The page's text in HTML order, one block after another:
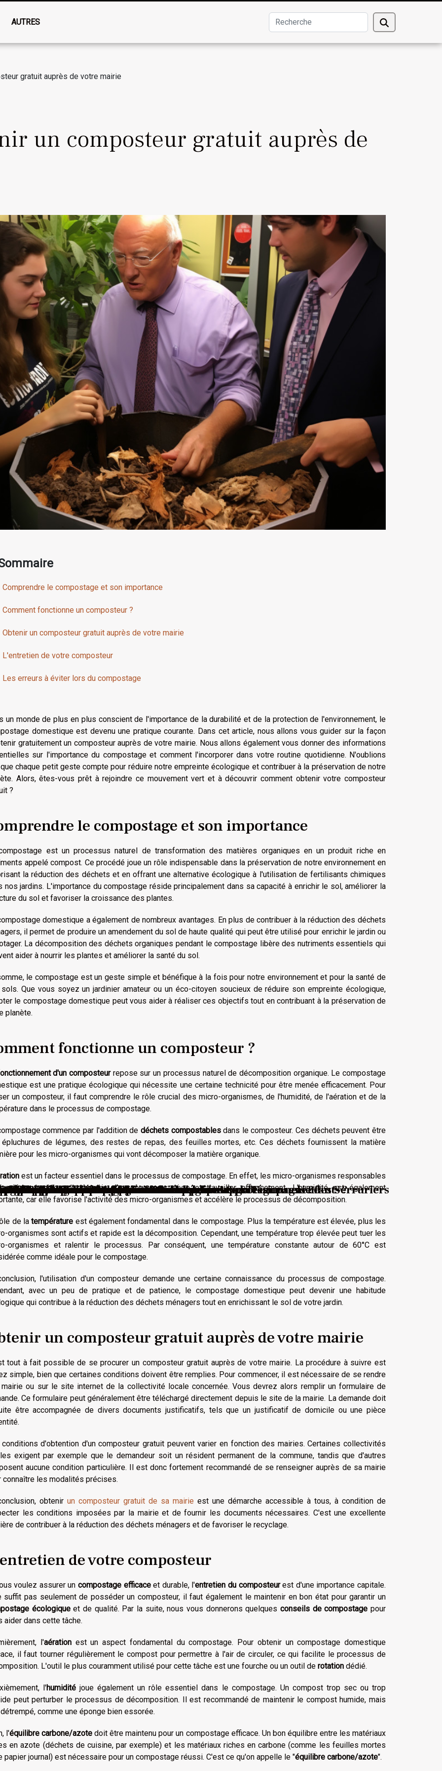
AUTRES
gratuit auprès de votre mairie
un composteur gratuit auprès de
Comprendre le compostage et son importance
Comment fonctionne un composteur ?
Obtenir un composteur gratuit auprès de votre mairie
L'entretien de votre composteur
Les erreurs à éviter lors du compostage
un monde de plus en plus conscient de l'importance de la durabilité et de la protection de l'environnement, le
domestique est devenu une pratique courante. Dans cet article, nous allons vous guider sur la façon
gratuitement un composteur auprès de votre mairie. Nous allons également vous donner des informations
sur l'importance du compostage et comment l'incorporer dans votre routine quotidienne. N'oublions
chaque petit geste compte pour réduire notre empreinte écologique et contribuer à la préservation de notre
Alors, êtes-vous prêt à rejoindre ce mouvement vert et à découvrir comment obtenir votre composteur
?
le compostage et son importance
est un processus naturel de transformation des matières organiques en un produit riche en
appelé compost. Ce procédé joue un rôle indispensable dans la préservation de notre environnement en
la réduction des déchets et en offrant une alternative écologique à l'utilisation de fertilisants chimiques
nos jardins. L'importance du compostage réside principalement dans sa capacité à enrichir le sol, améliorer la
du sol et favoriser la croissance des plantes.
domestique a également de nombreux avantages. En plus de contribuer à la réduction des déchets
il permet de produire un amendement du sol de haute qualité qui peut être utilisé pour enrichir le jardin ou
La décomposition des déchets organiques pendant le compostage libère des nutriments essentiels qui
aider à nourrir les plantes et améliorer la santé du sol.
le compostage est un geste simple et bénéfique à la fois pour notre environnement et pour la santé de
Que vous soyez un jardinier amateur ou un éco-citoyen soucieux de réduire son empreinte écologique,
le compostage domestique peut vous aider à réaliser ces objectifs tout en contribuant à la préservation de
planète.
fonctionne un composteur ?
d'un composteurrepose sur un processus naturel de décomposition organique. Le compostage
est une pratique écologique qui nécessite une certaine technicité pour être menée efficacement. Pour
un composteur, il faut comprendre le rôle crucial des micro-organismes, de l'humidité, de l'aération et de la
dans le processus de compostage.
commence par l'addition de déchets compostablesdans le composteur. Ces déchets peuvent être
de légumes, des restes de repas, des feuilles mortes, etc. Ces déchets fournissent la matière
pour les micro-organismes qui vont décomposer la matière organique.
est un facteur essentiel dans le processus de compostage. En effet, les micro-organismes responsables
décomposition ont besoin d'oxygène pour vivre et travailler efficacement. L'humidité est également
car elle favorise l'activité des micro-organismes et accélère le processus de décomposition.
de latempérature est également fondamental dans le compostage. Plus la température est élevée, plus les
organismes sont actifs et rapide est la décomposition. Cependant, une température trop élevée peut tuer les
organismes et ralentir le processus. Par conséquent, une température constante autour de 60°C est
comme idéale pour le compostage.
l'utilisation d'un composteur demande une certaine connaissance du processus de compostage.
avec un peu de pratique et de patience, le compostage domestique peut devenir une habitude
qui contribue à la réduction des déchets ménagers tout en enrichissant le sol de votre jardin.
un composteur gratuit auprès de votre mairie
tout à fait possible de se procurer un composteur gratuit auprès de votre mairie. La procédure à suivre est
simple, bien que certaines conditions doivent être remplies. Pour commencer, il est nécessaire de se rendre
ou sur le site internet de la collectivité locale concernée. Vous devrez alors remplir un formulaire de
Ce formulaire peut généralement être téléchargé directement depuis le site de la mairie. La demande doit
être accompagnée de divers documents justificatifs, tels que un justificatif de domicile ou une pièce
conditions d'obtention d'un composteur gratuit peuvent varier en fonction des mairies. Certaines collectivités
exigent par exemple que le demandeur soit un résident permanent de la commune, tandis que d'autres
aucune condition particulière. Il est donc fortement recommandé de se renseigner auprès de sa mairie
connaître les modalités précises.
obtenir un composteur gratuit de sa mairie est une démarche accessible à tous, à condition de
les conditions imposées par la mairie et de fournir les documents nécessaires. C'est une excellente
de contribuer à la réduction des déchets ménagers et de favoriser le recyclage.
de votre composteur
voulez assurer un compostage efficaceet durable, l'entretien du composteurest d'une importance capitale.
suffit pas seulement de posséder un composteur, il faut également le maintenir en bon état pour garantir un
écologiqueet de qualité. Par la suite, nous vous donnerons quelquesconseils de compostage pour
aider dans cette tâche.
l'aérationest un aspect fondamental du compostage. Pour obtenir un compostage domestique
il faut tourner régulièrement le compost pour permettre à l'air de circuler, ce qui facilite le processus de
L'outil le plus couramment utilisé pour cette tâche est une fourche ou un outil de rotation dédié.
l'humidité joue également un rôle essentiel dans le compostage. Un compost trop sec ou trop
peut perturber le processus de décomposition. Il est recommandé de maintenir le compost humide, mais
comme une éponge bien essorée.
l'équilibre carbone/azote doit être maintenu pour un compostage efficace. Un bon équilibre entre les matériaux
en azote (déchets de cuisine, par exemple) et les matériaux riches en carbone (comme les feuilles mortes
papier journal) est nécessaire pour un compostage réussi. C'est ce qu'on appelle le "équilibre carbone/azote".
pour mieux y faire face
dans la Sarthe ?
plomberie ?
disque dur pour sécuriser vos données ?
premier télescope
et ouverture de porte sans dégât avec la Compagnie des Serruriers
la longévité des toits
destruction sûre avec cette entreprise !
les urgences sanitaires
marques de repérage des cambrioleurs
abordable et efficace
officiel de société en ligne
en appartement
sécurité des biens en plein air
de construire votre maison?
l’escalier pour votre maison ?
écologiques et personnalisés
le secteur de l'immobilier
de sa maison durant le confinement pour protéger ses enfants ?
intérieure ?
?? industriel
le tarif de remplacement d'un double vitrage ?
cassés : Pourquoi faire appel aux professionnels ?